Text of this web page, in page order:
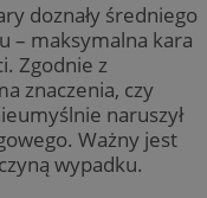
doznały średniego
– maksymalna kara
Zgodnie z
znaczenia, czy
naruszył
Ważny jest
wypadku.